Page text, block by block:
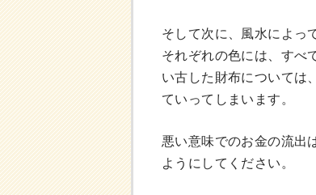
そして次に、風水によっ
それぞれの色には、すべ
い古した財布については
ていってしまいます。
悪い意味でのお金の流出
ようにしてください。